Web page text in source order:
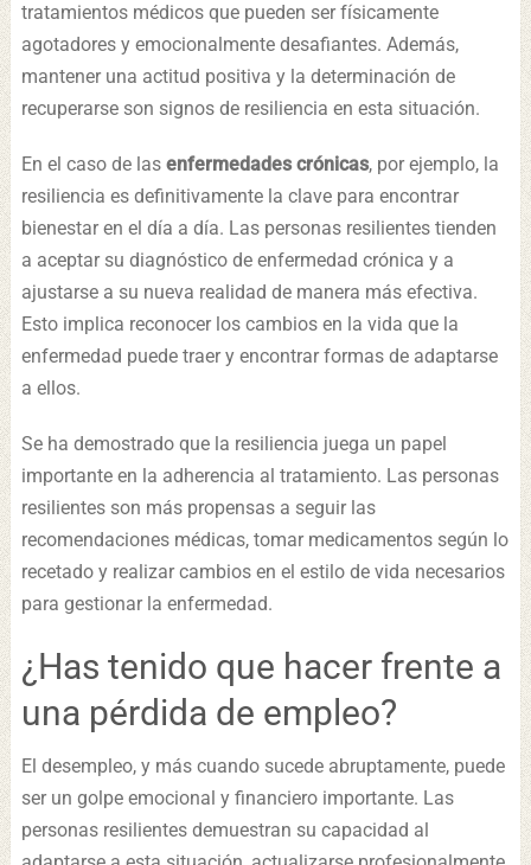
tratamientos médicos que pueden ser físicamente
agotadores y emocionalmente desafiantes. Además,
mantener una actitud positiva y la determinación de
recuperarse son signos de resiliencia en esta situación.
En el caso de las enfermedades crónicas, por ejemplo, la
resiliencia es definitivamente la clave para encontrar
bienestar en el día a día. Las personas resilientes tienden
a aceptar su diagnóstico de enfermedad crónica y a
ajustarse a su nueva realidad de manera más efectiva.
Esto implica reconocer los cambios en la vida que la
enfermedad puede traer y encontrar formas de adaptarse
a ellos.
Se ha demostrado que la resiliencia juega un papel
importante en la adherencia al tratamiento. Las personas
resilientes son más propensas a seguir las
recomendaciones médicas, tomar medicamentos según lo
recetado y realizar cambios en el estilo de vida necesarios
para gestionar la enfermedad.
¿Has tenido que hacer frente a
una pérdida de empleo?
El desempleo, y más cuando sucede abruptamente, puede
ser un golpe emocional y financiero importante. Las
personas resilientes demuestran su capacidad al